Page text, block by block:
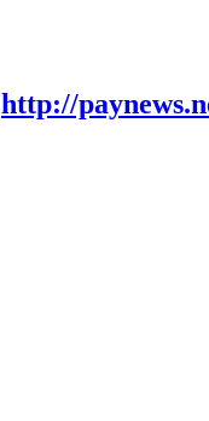
http://